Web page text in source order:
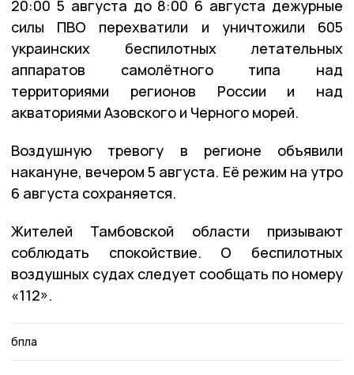
20:00 5 августа до 8:00 6 августа дежурные
силы ПВО перехватили и уничтожили 605
украинских беспилотных летательных
аппаратов самолётного типа над
территориями регионов России и над
акваториями Азовского и Черного морей.
Воздушную тревогу в регионе объявили
накануне, вечером 5 августа. Её режим на утро
6 августа сохраняется.
Жителей Тамбовской области призывают
соблюдать спокойствие. О беспилотных
воздушных судах следует сообщать по номеру
«112».
бпла